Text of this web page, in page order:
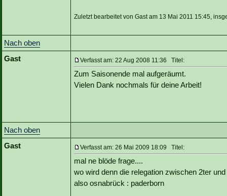
Zuletzt bearbeitet von Gast am 13 Mai 2011 15:45,
Nach oben
Gast
Verfasst am: 22 Aug 2008 11:36 Titel:
Zum Saisonende mal aufgeräumt.
Vielen Dank nochmals für deine Arbeit!
Nach oben
Gast
Verfasst am: 26 Mai 2009 18:09 Titel:
mal ne blöde frage....
wo wird denn die relegation zwischen 2ter
also osnabrück : paderborn